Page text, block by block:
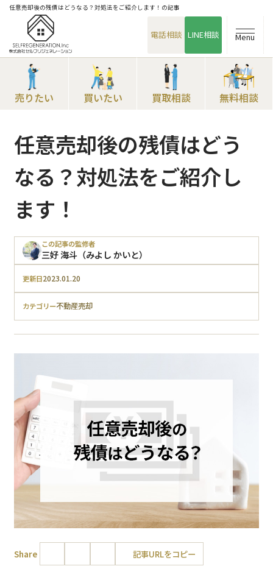
任意売却後の残債はどうなる？対処法をご紹介します！の記事
電話相談 LINE相談 Menu
売りたい 買いたい 買取相談 無料相談
任意売却後の残債はどう
なる？対処法をご紹介し
ます！
この記事の監修者
三好 海斗（みよし かいと）
更新日2023.01.20
カテゴリー不動産売却
Share 記事URLをコピー